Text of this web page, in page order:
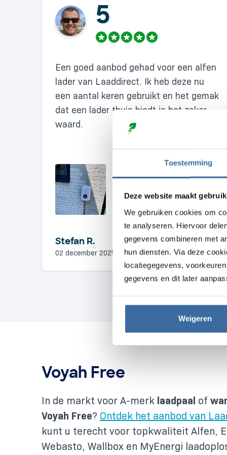
Toestemming
Deze website maakt
We gebruiken cookies om
te analyseren. Hiervoor
gegevens combineren met
hun diensten. Via deze
locatiegegevens,
gegevens en dit later
Weigeren
5
Een goed aanbod gehad voor een alfen
lader van Laaddirect. Ik heb deze nu
een aantal keren gebruikt en het gemak
dat een lader thuis biedt is het zeker
waard.
Stefan R.
02 december 2025
Voyah Free
In de markt voor A-merk laadpaal of
Voyah Free? Ontdek het aanbod van
kunt u terecht voor topkwaliteit Alfen,
Webasto, Wallbox en MyEnergi